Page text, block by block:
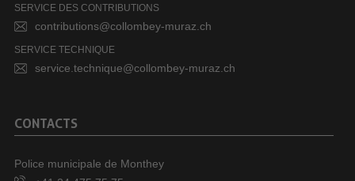
SERVICE DES CONTRIBUTIONS
contributions@collombey-muraz.ch
SERVICE TECHNIQUE
service.technique@collombey-muraz.ch
CONTACTS
Police municipale de Monthey